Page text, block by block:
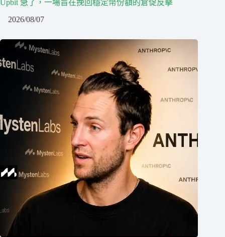
Upbit 急了，一場旨在挽回穩定幣份額的倉促反擊
2026/08/07